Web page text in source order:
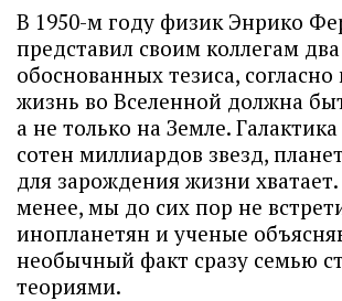
В 1950-м году физик Энрико
представил своим коллегам
обоснованных тезиса,
жизнь во Вселенной должна
а не только на Земле.
сотен миллиардов звезд,
для зарождения жизни
менее, мы до сих пор не
инопланетян и ученые
необычный факт сразу семью
теориями.